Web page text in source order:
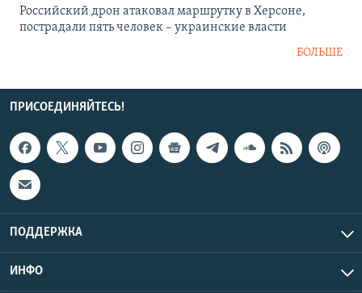
Российский дрон атаковал маршрутку в Херсоне,
пострадали пять человек – украинские власти
БОЛЬШЕ
ПРИСОЕДИНЯЙТЕСЬ!
ПОДДЕРЖКА
ИНФО